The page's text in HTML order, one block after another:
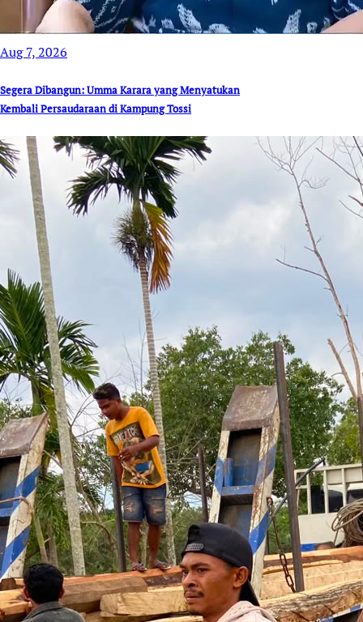
Aug 7, 2026
Segera Dibangun: Umma Karara yang Menyatukan
Kembali Persaudaraan di Kampung Tossi